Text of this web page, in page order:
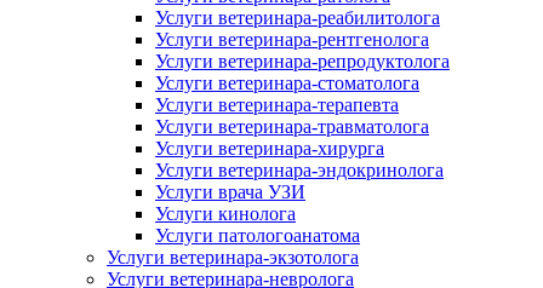
Услуги ветеринара-реабилитолога
Услуги ветеринара-рентгенолога
Услуги ветеринара-репродуктолога
Услуги ветеринара-стоматолога
Услуги ветеринара-терапевта
Услуги ветеринара-травматолога
Услуги ветеринара-хирурга
Услуги ветеринара-эндокринолога
Услуги врача УЗИ
Услуги кинолога
Услуги патологоанатома
Услуги ветеринара-экзотолога
Услуги ветеринара-невролога